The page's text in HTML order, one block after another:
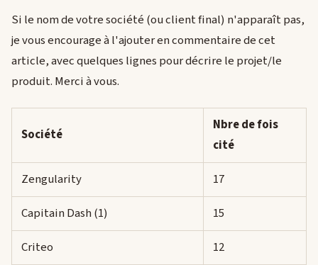
Si le nom de votre société (ou client final) n'apparaît pas,
je vous encourage à l'ajouter en commentaire de cet
article, avec quelques lignes pour décrire le projet/le
produit. Merci à vous.
Société
Nbre de fois
cité
Zengularity
17
Capitain Dash (1)
15
Criteo
12